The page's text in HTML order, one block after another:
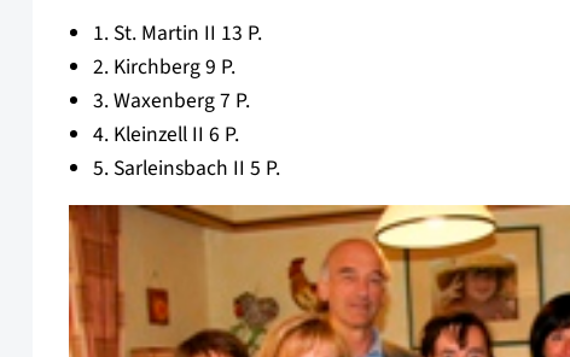
1. St. Martin II 13 P.
2. Kirchberg 9 P.
3. Waxenberg 7 P.
4. Kleinzell II 6 P.
5. Sarleinsbach II 5 P.